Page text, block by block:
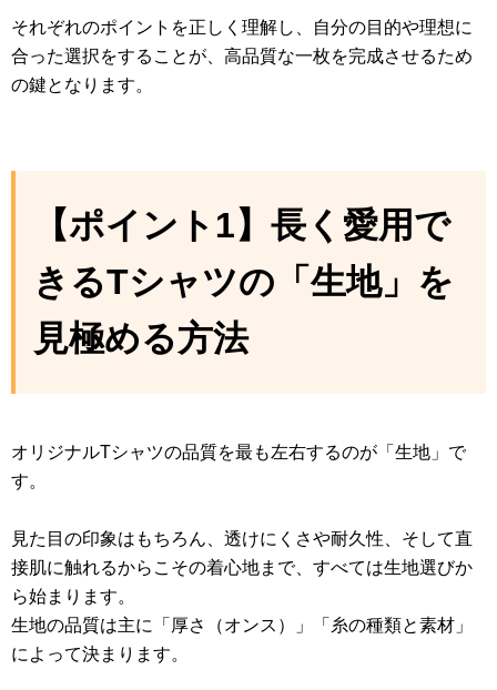
それぞれのポイントを正しく理解し、自分の目的や理想に
合った選択をすることが、高品質な一枚を完成させるため
の鍵となります。
【ポイント1】長く愛用で
きるTシャツの「生地」を
見極める方法
オリジナルTシャツの品質を最も左右するのが「生地」で
す。
見た目の印象はもちろん、透けにくさや耐久性、そして直
接肌に触れるからこその着心地まで、すべては生地選びか
ら始まります。
生地の品質は主に「厚さ（オンス）」「糸の種類と素材」
によって決まります。